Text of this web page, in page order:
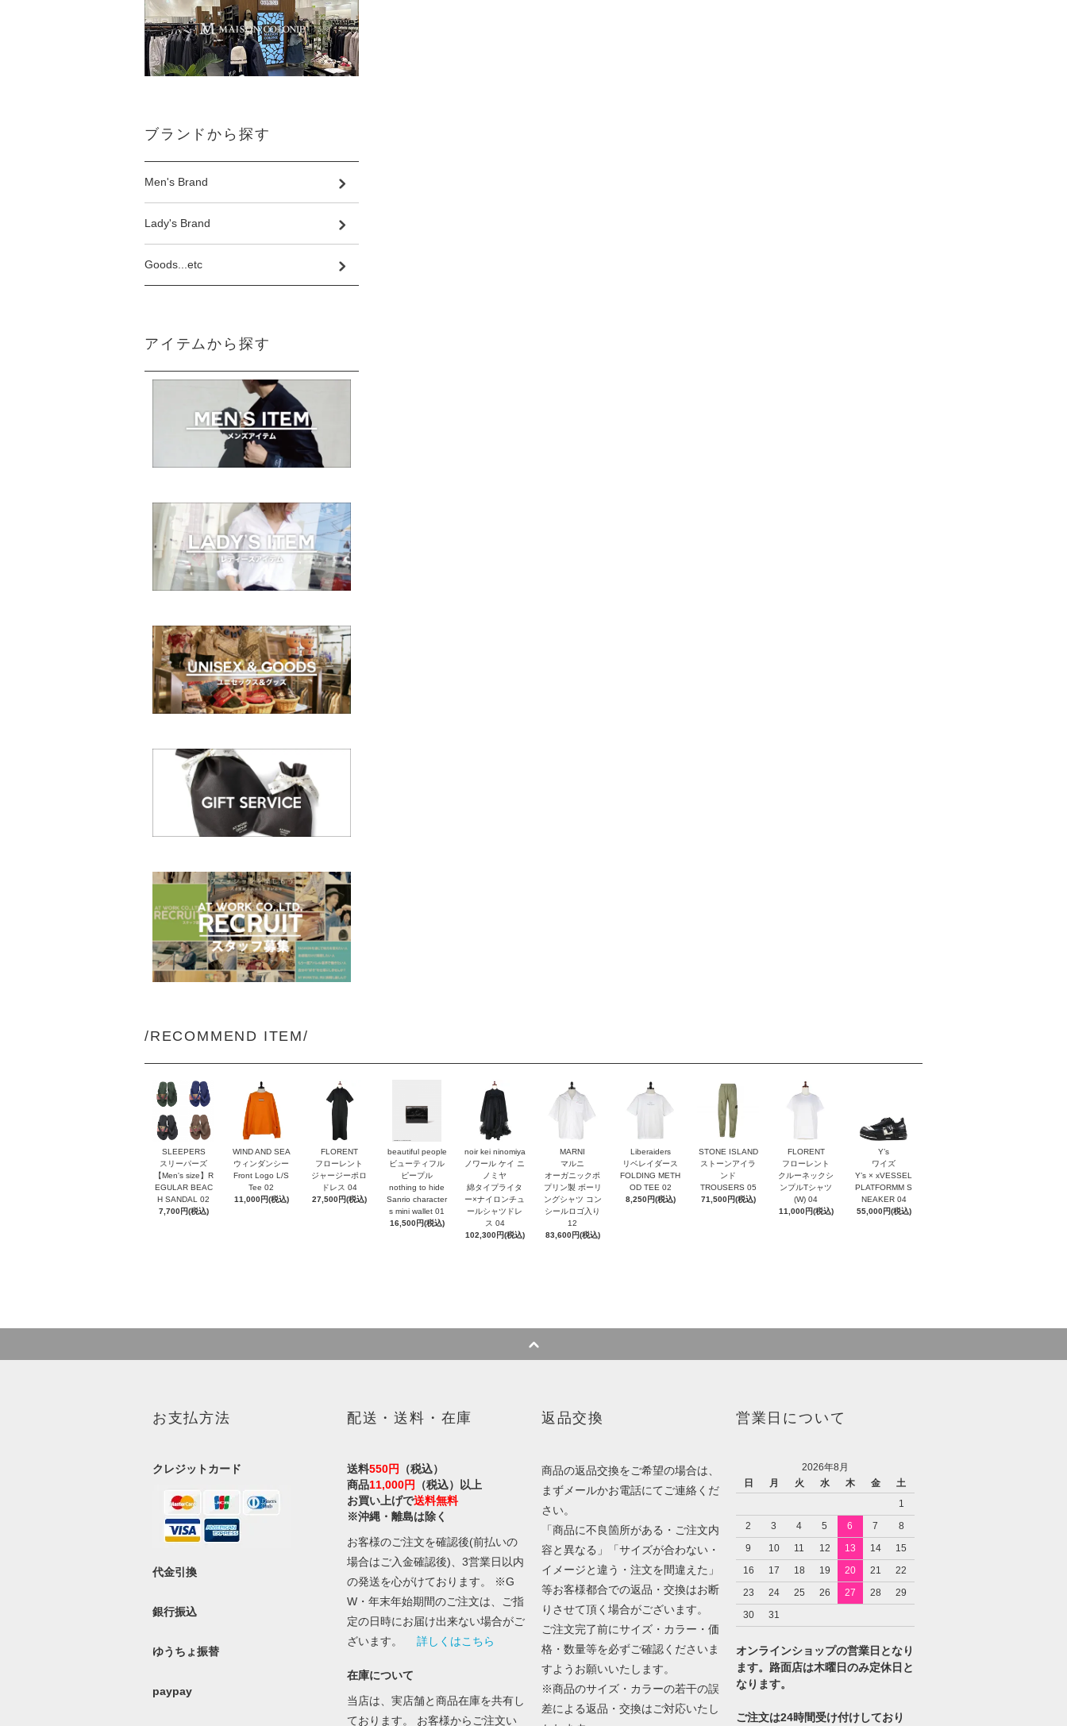
ブランドから探す
Men's Brand
Lady's Brand
Goods...etc
アイテムから探す
/RECOMMEND ITEM/
SLEEPERS
スリーパーズ
【Men's size】R
EGULAR BEAC
H SANDAL 02
7,700円(税込)
WIND AND SEA
ウィンダンシー
Front Logo L/S
Tee 02
11,000円(税込)
FLORENT
フローレント
ジャージーポロ
ドレス 04
27,500円(税込)
beautiful people
ビューティフル
ピープル
nothing to hide
Sanrio character
s mini wallet⁠ 01
16,500円(税込)
noir kei ninomiya
ノワール ケイ ニ
ノミヤ
綿タイプライタ
ー×ナイロンチュ
ールシャツドレ
ス 04
102,300円(税込)
MARNI
マルニ
オーガニックポ
プリン製 ボーリ
ングシャツ コン
シールロゴ入り
12
83,600円(税込)
Liberaiders
リベレイダース
FOLDING METH
OD TEE 02
8,250円(税込)
STONE ISLAND
ストーンアイラ
ンド
TROUSERS 05
71,500円(税込)
FLORENT
フローレント
クルーネックシ
ンプルTシャツ
(W) 04
11,000円(税込)
Y’s
ワイズ
Y’s × xVESSEL
PLATFORMM S
NEAKER 04
55,000円(税込)
お支払方法
クレジットカード
代金引換
銀行振込
ゆうちょ振替
paypay
配送・送料・在庫
送料550円
（税込）
商品11,000円
（税込）以上
お買い上げで送料無料
※沖縄・離島は除く
お客様のご注文を確認後(前払いの
場合はご入金確認後)、3営業日以内
の発送を心がけております。 ※G
W・年末年始期間のご注文は、ご指
定の日時にお届け出来ない場合がご
ざいます。 詳しくはこちら
在庫について
当店は、実店舗と商品在庫を共有し
ております。 お客様からご注文い
返品交換
商品の返品交換をご希望の場合は、
まずメールかお電話にてご連絡くだ
さい。
「商品に不良箇所がある・ご注文内
容と異なる」「サイズが合わない・
イメージと違う・注文を間違えた」
等お客様都合での返品・交換はお断
りさせて頂く場合がございます。
ご注文完了前にサイズ・カラー・価
格・数量等を必ずご確認くださいま
すようお願いいたします。
※商品のサイズ・カラーの若干の誤
差による返品・交換はご対応いたし
営業日について
2026年8月
日
月 火 水 木 金
土
1
2
3 4 5 6 7
8
9
10 11 12 13 14
15
16
17 18 19 20 21
22
23
24 25 26 27 28
29
30
31
オンラインショップの営業日となり
ます。路面店は木曜日のみ定休日と
なります。
ご注文は24時間受け付けしており